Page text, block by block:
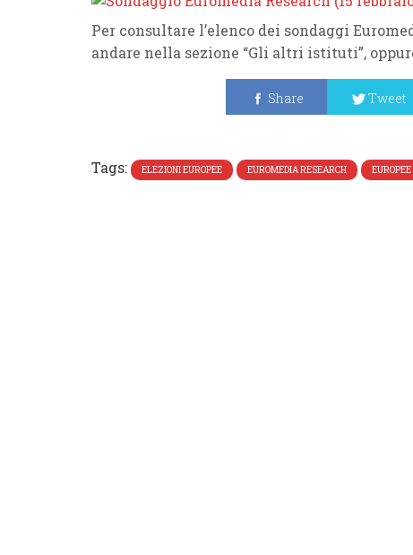
Per consultare l’elenco dei sondaggi
andare nella sezione “Gli altri istituti”,
Share Tweet
Tags: ELEZIONI EUROPEE EUROMEDIA RESEARCH